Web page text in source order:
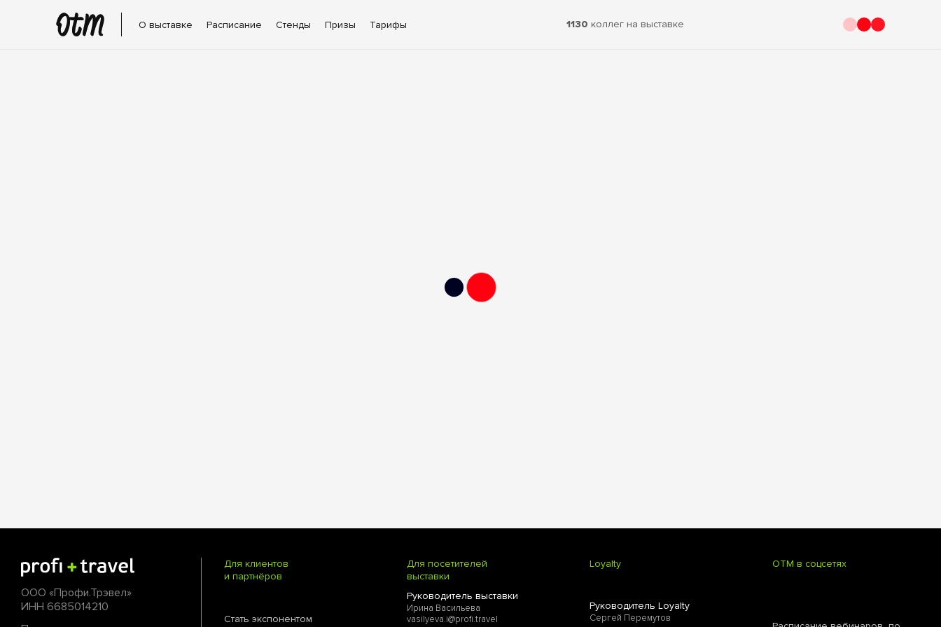
О выставке Расписание Стенды Призы Тарифы 1130 коллег на выставке
ООО «Профи.Трэвел»
ИНН 6685014210
Для клиентов
и партнёров
Стать экспонентом
Для посетителей
выставки
Руководитель выставки
Ирина Васильева
vasilyeva.i@profi.travel
Loyalty
Руководитель Loyalty
Сергей Перемутов
OTM в соцсетях